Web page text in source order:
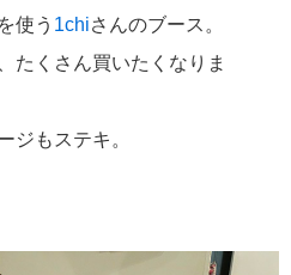
使う 1chiさんのブース。
たくさん買いたくなりま
ジもステキ。